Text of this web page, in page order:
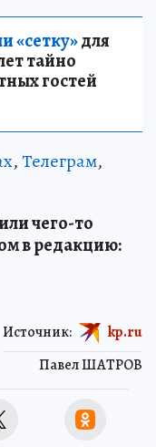
«сетку»для
тайно
гостей
,Телеграм,
чего-то
в редакцию:
Павел ШАТРОВ
Источник: kp.ru